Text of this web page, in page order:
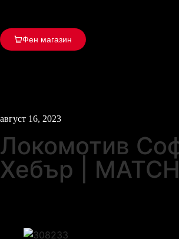
Фен магазин
август 16, 2023
Локомотив
Хебър |